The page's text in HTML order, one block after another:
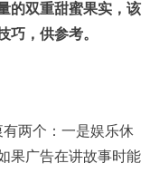
的双重甜蜜果实，该
巧，供参考。
两个：一是娱乐休
果广告在讲故事时能